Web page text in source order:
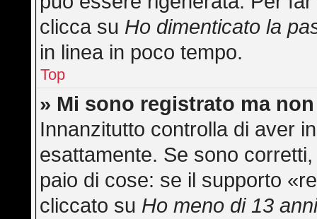
clicca su Ho dimenticato la
in linea in poco tempo.
Top
» Mi sono registrato ma
Innanzitutto controlla di aver
esattamente. Se sono
paio di cose: se il supporto
cliccato su Ho meno di 13